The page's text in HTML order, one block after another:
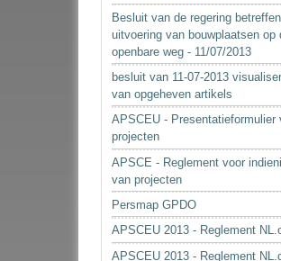
Besluit van de regering
uitvoering van bouwplaatsen op
openbare weg - 11/07/2013
besluit van 11-07-2013
van opgeheven artikels
APSCEU - Presentatieformulier
projecten
APSCE - Reglement voor
van projecten
Persmap GPDO
APSCEU 2013 - Reglement
APSCEU 2013 - Reglement